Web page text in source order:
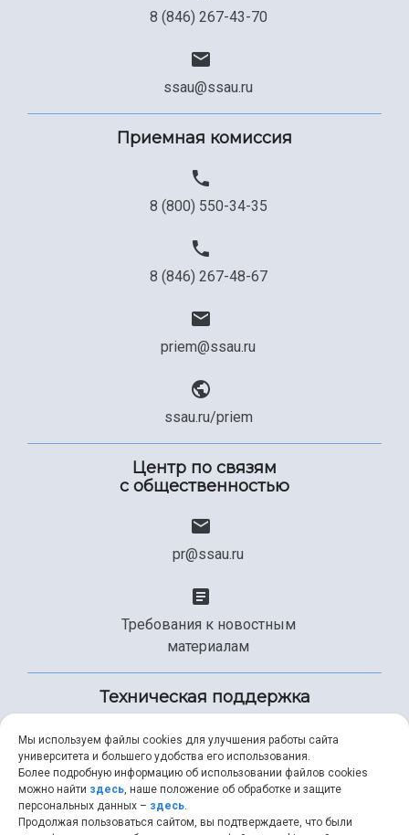
8 (846) 267-43-70
ssau@ssau.ru
Приемная комиссия
8 (800) 550-34-35
8 (846) 267-48-67
priem@ssau.ru
ssau.ru/priem
Центр по связям
с общественностью
pr@ssau.ru
Требования к новостным
материалам
Техническая поддержка
+7 (846) 267-49-99
Мы используем файлы cookies для улучшения работы сайта
университета и большего удобства его использования.
Более подробную информацию об использовании файлов cookies
можно найти здесь, наше положение об обработке и защите
персональных данных – здесь.
Продолжая пользоваться сайтом, вы подтверждаете, что были